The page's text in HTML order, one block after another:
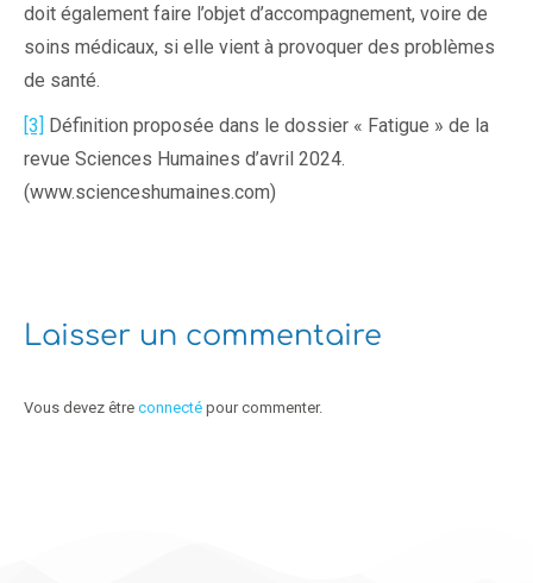
doit également faire l’objet d’accompagnement, voire de
soins médicaux, si elle vient à provoquer des problèmes
de santé.
[3] Définition proposée dans le dossier « Fatigue » de la
revue Sciences Humaines d’avril 2024.
(www.scienceshumaines.com)
Laisser un commentaire
Vous devez être connecté pour commenter.